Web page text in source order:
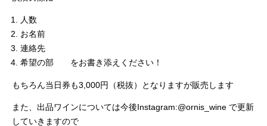
人数
お名前
連絡先
希望の部 をお書き添えください！
もちろん当日券も3,000円（税抜）となりますが販売します
また、出品ワインについては今後Instagram:@ornis_wine で更新
していきますので